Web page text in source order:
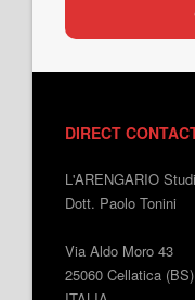
DIRECT
L'ARENGARIO
Dott. Paolo Tonini
Via Aldo Moro 43
25060 Cellatica (BS)